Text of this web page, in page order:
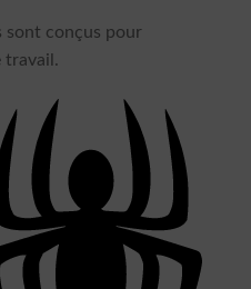
sont conçus pour
travail.